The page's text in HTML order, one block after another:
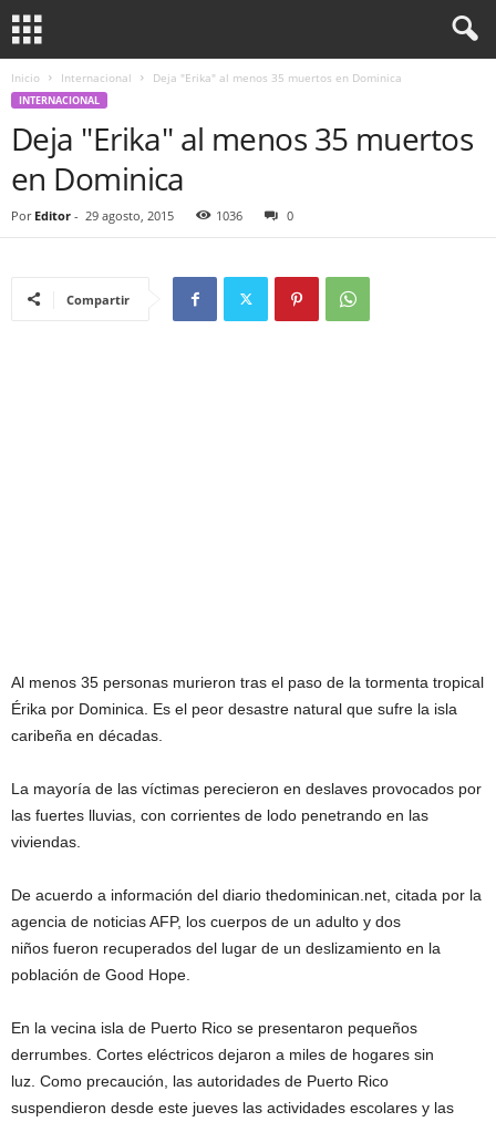
Inicio Internacional Deja "Erika" al menos 35 muertos en Dominica
INTERNACIONAL
Deja "Erika" al menos 35 muertos
en Dominica
Por Editor - 29 agosto, 2015 1036 0
Compartir
Al menos 35 personas murieron tras el paso de la tormenta tropical
Érika por Dominica. Es el peor desastre natural que sufre la isla
caribeña en décadas.
La mayoría de las víctimas perecieron en deslaves provocados por
las fuertes lluvias, con corrientes de lodo penetrando en las
viviendas.
De acuerdo a información del diario thedominican.net, citada por la
agencia de noticias AFP, los cuerpos de un adulto y dos
niños fueron recuperados del lugar de un deslizamiento en la
población de Good Hope.
En la vecina isla de Puerto Rico se presentaron pequeños
derrumbes. Cortes eléctricos dejaron a miles de hogares sin
luz. Como precaución, las autoridades de Puerto Rico
suspendieron desde este jueves las actividades escolares y las